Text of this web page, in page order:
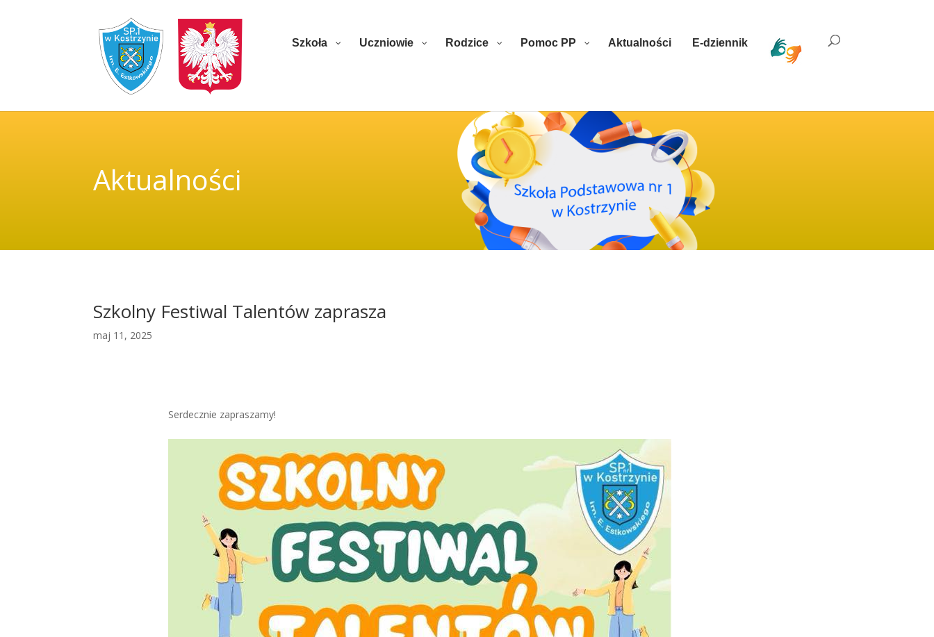
Szkoła Uczniowie Rodzice Pomoc PP Aktualności E-dziennik
Aktualności
Szkolny Festiwal Talentów zaprasza
maj 11, 2025
Serdecznie zapraszamy!